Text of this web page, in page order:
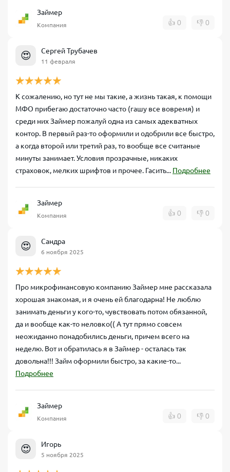
Займер
Компания 👍 0 👎 0
😍 Сергей Трубачев
11 февраля
К сожалению, но тут не мы такие, а жизнь такая, к помощи
МФО прибегаю достаточно часто (гашу все вовремя) и
среди них Займер пожалуй одна из самых адекватных
контор. В первый раз-то оформили и одобрили все быстро,
а когда второй или третий раз, то вообще все считаные
минуты занимает. Условия прозрачные, никаких
страховок, мелких шрифтов и прочее. Гасить... Подробнее
Займер
Компания 👍 0 👎 0
😍 Сандра
6 ноября 2025
Про микрофинансовую компанию Займер мне рассказала
хорошая знакомая, и я очень ей благодарна! Не люблю
занимать деньги у кого-то, чувствовать потом обязанной,
да и вообще как-то неловко(( А тут прямо совсем
неожиданно понадобились деньги, причем всего на
неделю. Вот и обратилась я в Займер - осталась так
довольна!!! Займ оформили быстро, за какие-то...
Подробнее
Займер
Компания 👍 0 👎 0
😍 Игорь
5 ноября 2025